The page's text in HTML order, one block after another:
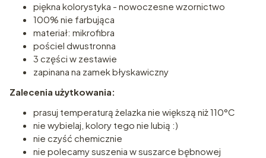
piękna kolorystyka - nowoczesne wzornictwo
100% nie farbująca
materiał: mikrofibra
pościel dwustronna
3 części w zestawie
zapinana na zamek błyskawiczny
Zalecenia użytkowania:
prasuj temperaturą żelazka nie większą niż 110°C
nie wybielaj, kolory tego nie lubią :)
nie czyść chemicznie
nie polecamy suszenia w suszarce bębnowej